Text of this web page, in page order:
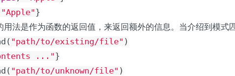
"Apple"}
用法是作为函数的返回值，来返回额外的信息。当介绍到模式
( "path/to/existing/file" )
..."}
( "path/to/unknown/file" )